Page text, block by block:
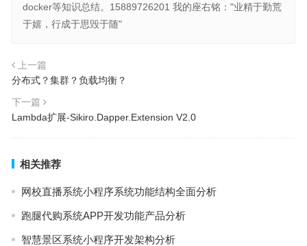
docker等知识总结。15889726201 我的座右铭："业精于勤荒
于嬉，行成于思毁于随"
上一篇
分布式？集群？负载均衡？
下一篇
Lambda扩展-Sikiro.Dapper.Extension V2.0
相关推荐
网校直播系统小程序系统功能结构全面分析
跑腿代购系统APP开发功能产品分析
智慧景区系统小程序开发架构分析